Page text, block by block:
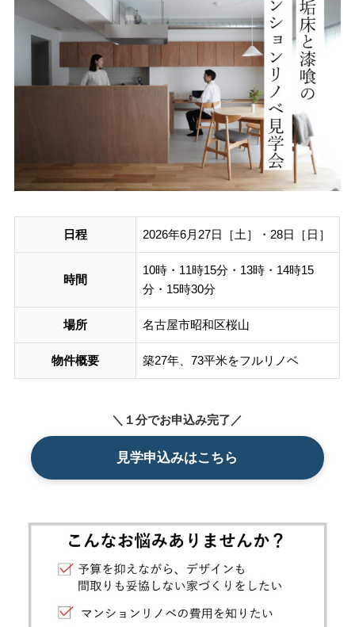
暮らしの実例集
見学会・イベント
ブログ・家づくりコラム
スタッフ紹介
会社概要
沿革
よくある質問
お電話でのお問い合わせ
[受付時間] 9:00～18:00
モデルハウス見学予約
お問い合わせ・カタログ請求
日程 2026年6月27日［土］・28日［日］
時間
10時・11時15分・13時・14時15
分・15時30分
場所 名古屋市昭和区桜山
物件概要 築27年、73平米をフルリノベ
＼１分でお申込み完了／
見学申込みはこちら